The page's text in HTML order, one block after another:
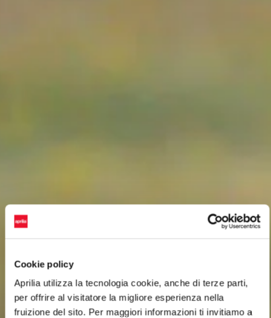
Cookie policy
Aprilia utilizza la tecnologia cookie, anche di terze parti,
per offrire al visitatore la migliore esperienza nella
fruizione del sito. Per maggiori informazioni ti invitiamo a